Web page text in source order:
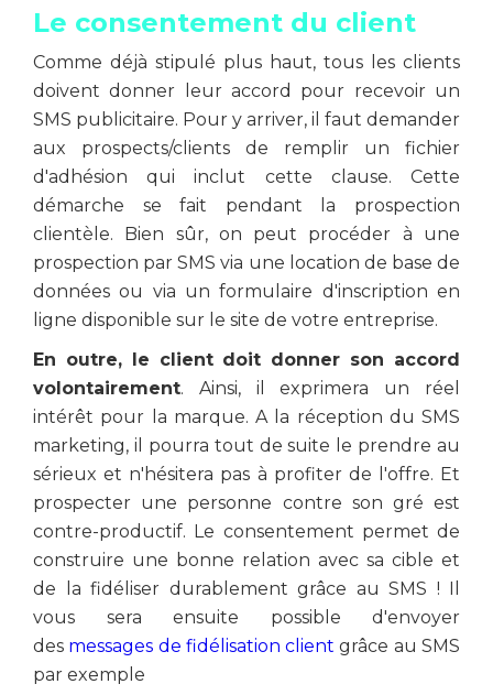
Le consentement du client
Comme déjà stipulé plus haut, tous les clients
doivent donner leur accord pour recevoir un
SMS publicitaire. Pour y arriver, il faut demander
aux prospects/clients de remplir un fichier
d'adhésion qui inclut cette clause. Cette
démarche se fait pendant la prospection
clientèle. Bien sûr, on peut procéder à une
prospection par SMS via une location de base de
données ou via un formulaire d'inscription en
ligne disponible sur le site de votre entreprise.
En outre, le client doit donner son accord
volontairement. Ainsi, il exprimera un réel
intérêt pour la marque. A la réception du SMS
marketing, il pourra tout de suite le prendre au
sérieux et n'hésitera pas à profiter de l'offre. Et
prospecter une personne contre son gré est
contre-productif. Le consentement permet de
construire une bonne relation avec sa cible et
de la fidéliser durablement grâce au SMS ! Il
vous sera ensuite possible d'envoyer
des messages de fidélisation client grâce au SMS
par exemple